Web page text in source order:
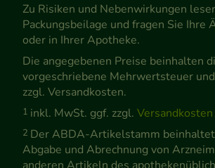
Zu Risiken und Nebenwirkungen
Packungsbeilage und fragen Sie Ihre
oder in Ihrer Apotheke.
Die angegebenen Preise beinhalten
vorgeschriebene Mehrwertsteuer
zzgl. Versandkosten.
1 inkl. MwSt. ggf. zzgl. Versandkosten
2 Der ABDA-Artikelstamm
Abgabe und Abrechnung von